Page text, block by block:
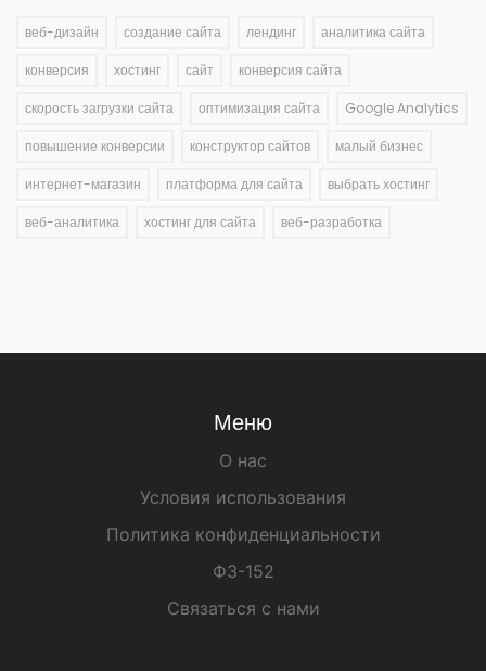
веб-дизайн создание сайта лендинг аналитика сайта
конверсия хостинг сайт конверсия сайта
скорость загрузки сайта оптимизация сайта Google Analytics
повышение конверсии конструктор сайтов малый бизнес
интернет-магазин платформа для сайта выбрать хостинг
веб-аналитика хостинг для сайта веб-разработка
Меню
О нас
Условия использования
Политика конфиденциальности
ФЗ-152
Связаться с нами